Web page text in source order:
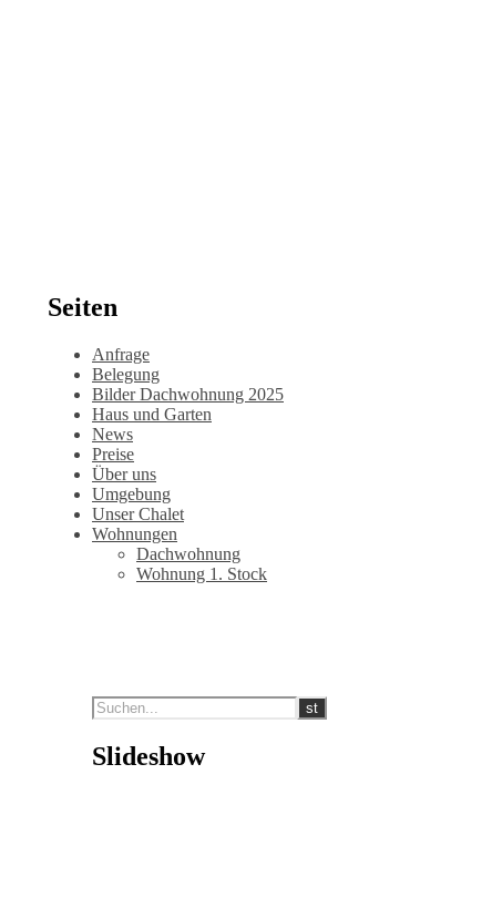
Seiten
Anfrage
Belegung
Bilder Dachwohnung 2025
Haus und Garten
News
Preise
Über uns
Umgebung
Unser Chalet
Wohnungen
Dachwohnung
Wohnung 1. Stock
Slideshow